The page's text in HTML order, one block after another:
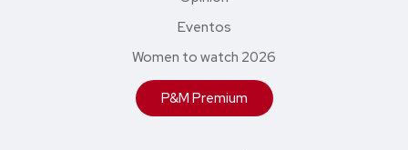
Eventos
Women to watch 2026
P&M Premium